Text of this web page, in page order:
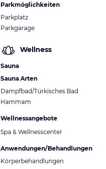
Parkmöglichkeiten
Parkplatz
Parkgarage
Wellness
Sauna
Sauna Arten
Dampfbad/Türkisches Bad
Hammam
Wellnessangebote
Spa & Wellnesscenter
Anwendungen/Behandlungen
Körperbehandlungen